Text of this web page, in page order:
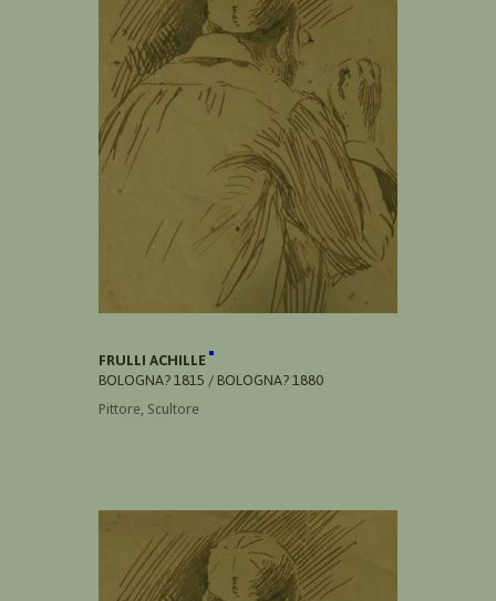
FRULLI ACHILLE
BOLOGNA? 1815 / BOLOGNA? 1880
Pittore, Scultore